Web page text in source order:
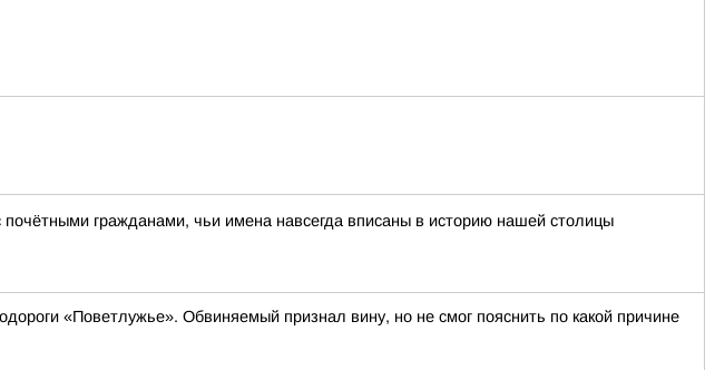
гражданами, чьи имена навсегда вписаны в историю нашей столицы
«Поветлужье». Обвиняемый признал вину, но не смог пояснить по какой причине